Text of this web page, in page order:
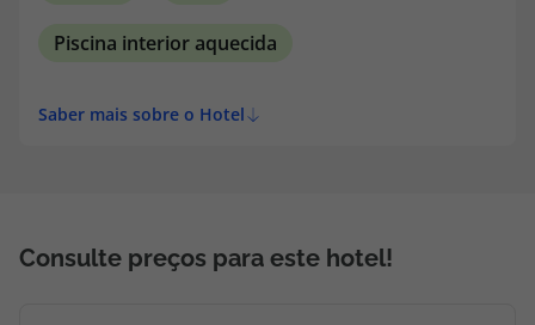
Piscina interior aquecida
Saber mais sobre o Hotel
Consulte preços para este hotel!